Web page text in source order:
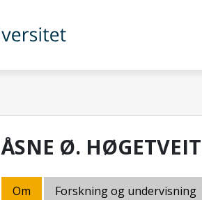
ÅSNE Ø. HØGETVEIT
Om Forskning og undervisning